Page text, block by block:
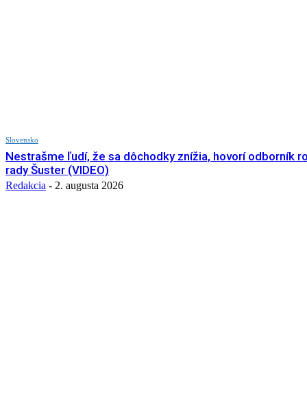
Slovensko
Nestrašme ľudí, že sa dôchodky znížia, hovorí odborník
rady Šuster (VIDEO)
Redakcia - 2. augusta 2026